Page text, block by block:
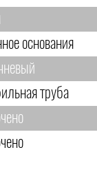
основания
труба